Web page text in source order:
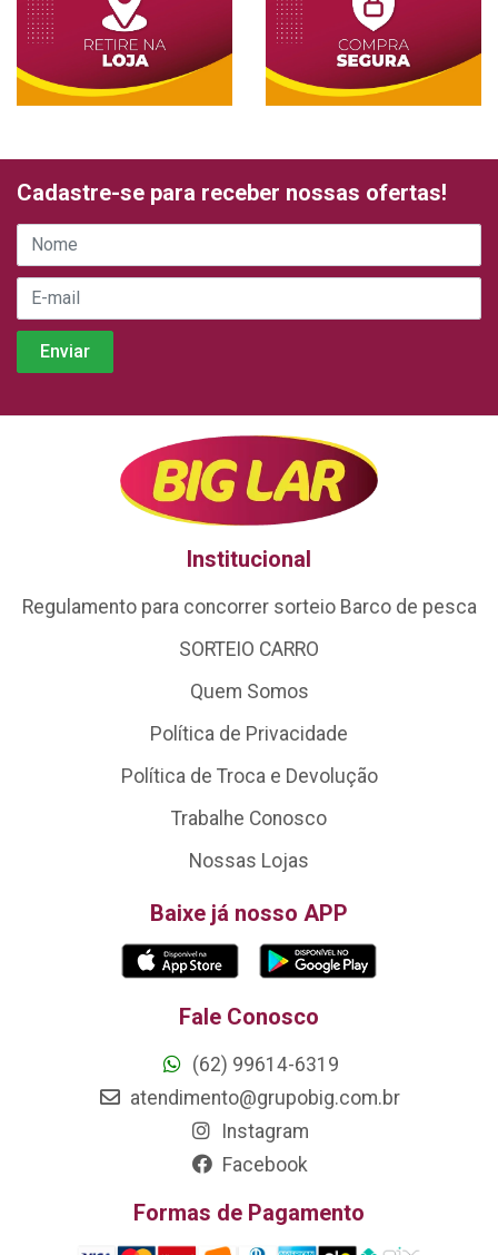
Cadastre-se para receber nossas ofertas!
Institucional
Regulamento para concorrer sorteio Barco de pesca
SORTEIO CARRO
Quem Somos
Política de Privacidade
Política de Troca e Devolução
Trabalhe Conosco
Nossas Lojas
Baixe já nosso APP
Fale Conosco
(62) 99614-6319
atendimento@grupobig.com.br
Instagram
Facebook
Formas de Pagamento